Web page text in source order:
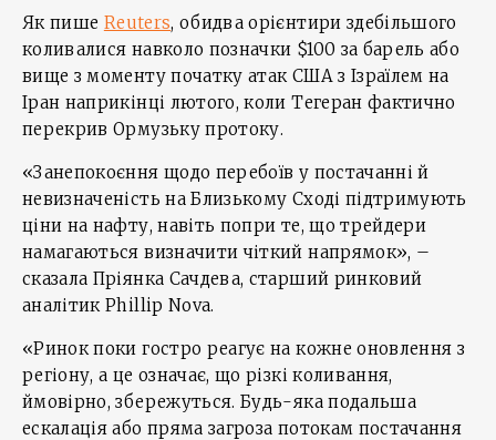
Як пише Reuters, обидва орієнтири здебільшого
коливалися навколо позначки $100 за барель або
вище з моменту початку атак США з Ізраїлем на
Іран наприкінці лютого, коли Тегеран фактично
перекрив Ормузьку протоку.
«Занепокоєння щодо перебоїв у постачанні й
невизначеність на Близькому Сході підтримують
ціни на нафту, навіть попри те, що трейдери
намагаються визначити чіткий напрямок», –
сказала Пріянка Сачдева, старший ринковий
аналітик Phillip Nova.
«Ринок поки гостро реагує на кожне оновлення з
регіону, а це означає, що різкі коливання,
ймовірно, збережуться. Будь-яка подальша
ескалація або пряма загроза потокам постачання